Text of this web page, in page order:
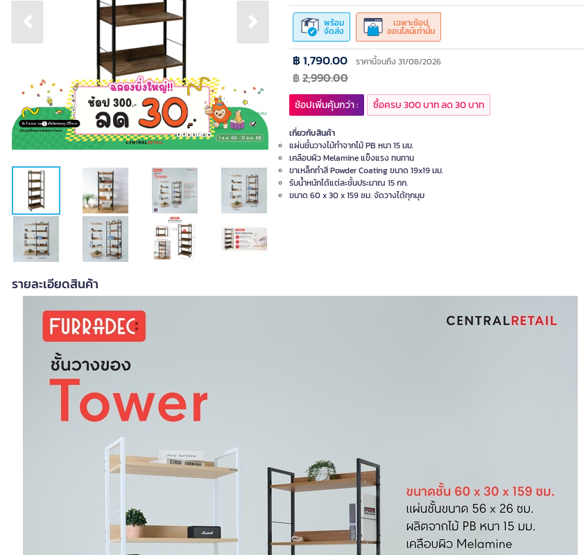
Previous slide Next slide พร้อม
จัดส่ง
เฉพาะช้อป
ออนไลน์เท่านั้น
฿ 1,790.00 ราคานี้จนถึง 31/08/2026
฿2,990.00
ช้อปเพิ่มคุ้มกว่า : ซื้อครบ 300 บาท ลด 30 บาท
เกี่ยวกับสินค้า
แผ่นชั้นวางไม้ทำจากไม้ PB หนา 15 มม.
เคลือบผิว Melamine แข็งแรง ทนทาน
ขาเหล็กทำสี Powder Coating ขนาด 19x19 มม.
รับน้ำหนักได้แต่ละชั้นประมาณ 15 กก.
ขนาด 60 x 30 x 159 ซม. จัดวางได้ทุกมุม
รายละเอียดสินค้า